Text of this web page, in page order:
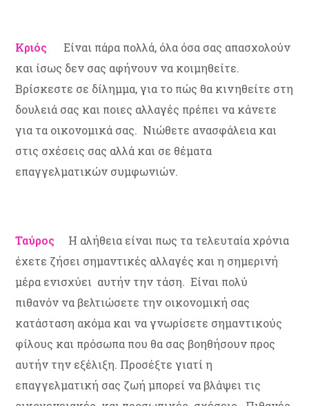
Κριός
Είναι πάρα πολλά, όλα όσα σας απασχολούν
και ίσως δεν σας αφήνουν να κοιμηθείτε.
Βρίσκεστε σε δίλημμα, για το πώς θα κινηθείτε στη
δουλειά σας και ποιες αλλαγές πρέπει να κάνετε
για τα οικονομικά σας. Νιώθετε ανασφάλεια και
στις σχέσεις σας αλλά και σε θέματα
επαγγελματικών συμφωνιών.
Ταύρος
Η αλήθεια είναι πως τα τελευταία χρόνια
έχετε ζήσει σημαντικές αλλαγές και η σημερινή
μέρα ενισχύει αυτήν την τάση. Είναι πολύ
πιθανόν να βελτιώσετε την οικονομική σας
κατάσταση ακόμα και να γνωρίσετε σημαντικούς
φίλους και πρόσωπα που θα σας βοηθήσουν προς
αυτήν την εξέλιξη. Προσέξτε γιατί η
επαγγελματική σας ζωή μπορεί να βλάψει τις